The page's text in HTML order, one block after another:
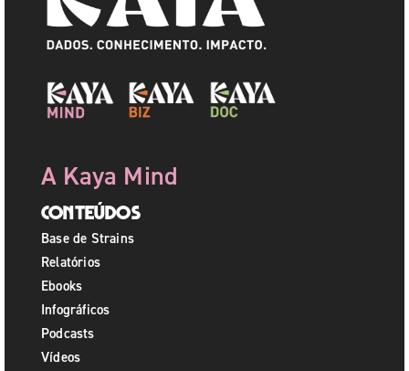
A Kaya Mind
Conteúdos
Base de Strains
Relatórios
Ebooks
Infográficos
Podcasts
Vídeos